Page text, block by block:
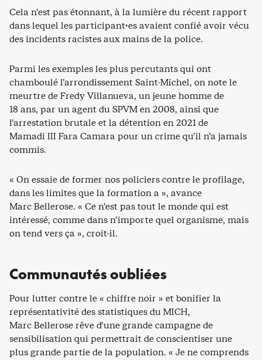
Cela n’est pas étonnant, à la lumière du récent rapport
dans lequel les participant·es avaient confié avoir vécu
des incidents racistes aux mains de la police.
Parmi les exemples les plus percutants qui ont
chamboulé l’arrondissement Saint-Michel, on note le
meurtre de Fredy Villanueva, un jeune homme de
18 ans, par un agent du SPVM en 2008, ainsi que
l’arrestation brutale et la détention en 2021 de
Mamadi III Fara Camara pour un crime qu’il n’a jamais
commis.
« On essaie de former nos policiers contre le profilage,
dans les limites que la formation a », avance
Marc Bellerose. « Ce n’est pas tout le monde qui est
intéressé, comme dans n’importe quel organisme, mais
on tend vers ça », croit-il.
Communautés oubliées
Pour lutter contre le « chiffre noir » et bonifier la
représentativité des statistiques du MICH,
Marc Bellerose rêve d’une grande campagne de
sensibilisation qui permettrait de conscientiser une
plus grande partie de la population. « Je ne comprends